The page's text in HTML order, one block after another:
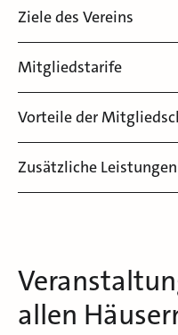
Ziele des Vereins
Mitgliedstarife
Vorteile der
Zusätzliche
allen